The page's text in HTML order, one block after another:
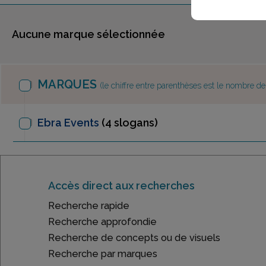
Aucune marque sélectionnée
MARQUES (le chiffre entre parenthèses est le nombre
Ebra Events (4 slogans)
Accès direct aux recherches
Recherche rapide
Recherche approfondie
Recherche de concepts ou de visuels
Recherche par marques